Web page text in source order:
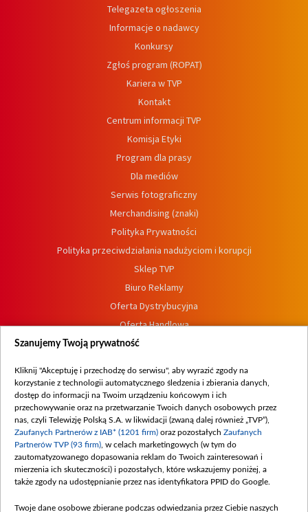
Telegazeta ogłoszenia
Informacje o nadawcy
Konkursy
Zgłoś program (ROPAT)
Kariera w TVP
Kontakt
Centrum informacji TVP
Komisja Etyki
Program dla prasy
Dla mediów
Serwis fotograficzny
Merchandising (znaki)
Polityka Prywatności
Polityka przeciwdziałania nadużyciom i korupcji
Sklep TVP
Biuro Reklamy
Oferta Dystrybucyjna
Oferta Handlowa
Dostępność
Procedura zgłoszeń wewnętrznych
Szanujemy Twoją prywatność
Kliknij "Akceptuję i przechodzę do serwisu", aby wyrazić zgody na
korzystanie z technologii automatycznego śledzenia i zbierania danych,
dostęp do informacji na Twoim urządzeniu końcowym i ich
przechowywanie oraz na przetwarzanie Twoich danych osobowych przez
nas, czyli Telewizję Polską S.A. w likwidacji (zwaną dalej również „TVP”),
Zaufanych Partnerów z IAB* (1201 firm) oraz pozostałych Zaufanych
Partnerów TVP (93 firm) , w celach marketingowych (w tym do
zautomatyzowanego dopasowania reklam do Twoich zainteresowań i
mierzenia ich skuteczności) i pozostałych, które wskazujemy poniżej, a
także zgody na udostępnianie przez nas identyfikatora PPID do Google.
Twoje dane osobowe zbierane podczas odwiedzania przez Ciebie naszych